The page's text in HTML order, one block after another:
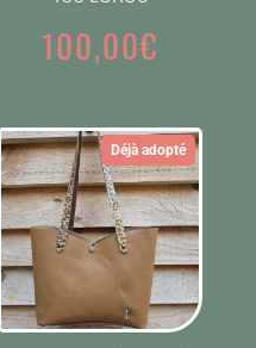
100,00€
Déjà adopté